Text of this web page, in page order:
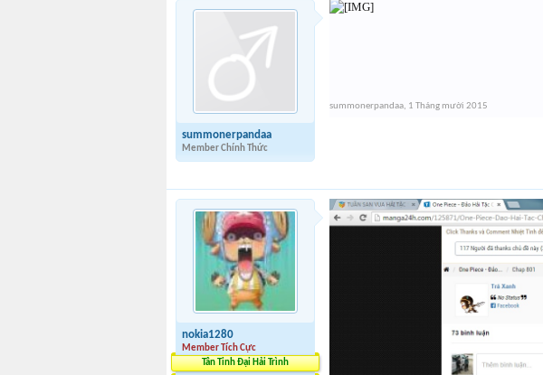
summonerpandaa
Member Chính Thức
summonerpandaa, 1 Tháng mười 2015
nokia1280
Member Tích Cực
Tân Tinh Đại Hải Trình